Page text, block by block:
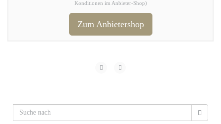
Konditionen im Anbieter-Shop)
Zum Anbietershop